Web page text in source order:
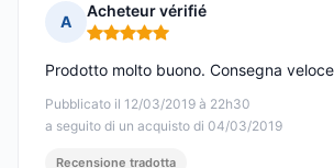
A
Acheteur vérifié
Nota: 5 su 5
Pubblicato il 12/03/2019 à 22h30
a seguito di un acquisto di 04/03/2019
Prodotto molto buono. Consegna
Recensione tradotta